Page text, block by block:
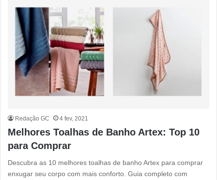
Redação GC 4 fev, 2021
Melhores Toalhas de Banho Artex: Top 10
para Comprar
Descubra as 10 melhores toalhas de banho Artex para comprar
enxugar seu corpo com mais conforto. Guia completo com